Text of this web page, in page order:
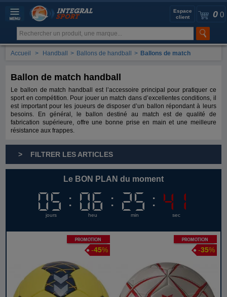
0 0
Espace
client
Accueil > Handball > Ballons de handball > Ballons de match
Ballon de match handball
Le ballon de match handball est l’accessoire principal pour pratiquer ce
sport en compétition. Pour jouer un match dans d’excellentes conditions, il
est important pour les joueurs de disposer d’un ballon répondant à leurs
besoins. En général, le ballon destiné au match est de qualité de
fabrication supérieure, offre une bonne prise en main et une meilleure
résistance aux frappes.
> FILTRER LES ARTICLES
Le BON PLAN du moment
05
05
jours
06
06
heu
25
25
min
40
40
sec
Promotion
-45%
Promotion
-35%